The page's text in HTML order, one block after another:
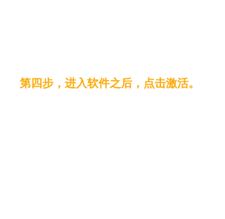
第四步，进入软件之后，点击激活。